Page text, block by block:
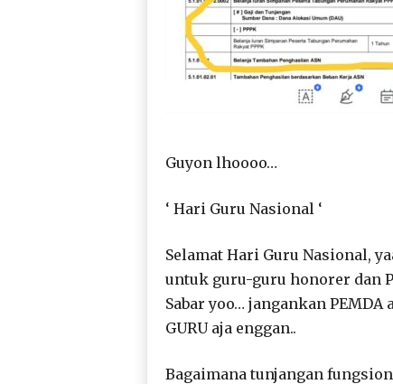
Guyon lhoooo…
‘ Hari Guru Nasional ‘
Selamat Hari Guru Nasional,
untuk guru-guru honorer dan
Sabar yoo… jangankan
GURU aja enggan..
Bagaimana tunjangan